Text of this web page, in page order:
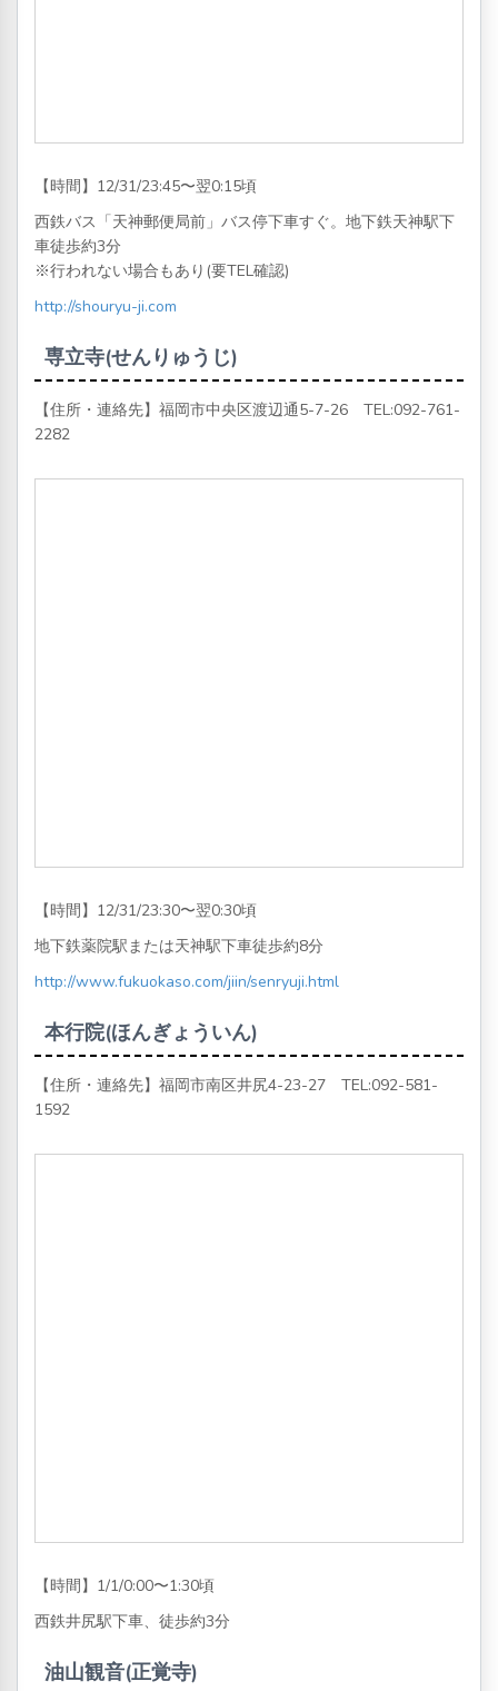
【時間】12/31/23:45〜翌0:15頃
西鉄バス「天神郵便局前」バス停下車すぐ。地下鉄天神駅下
車徒歩約3分
※行われない場合もあり(要TEL確認)
http://shouryu-ji.com
専立寺(せんりゅうじ)
【住所・連絡先】福岡市中央区渡辺通5-7-26 TEL:092-761-
2282
【時間】12/31/23:30〜翌0:30頃
地下鉄薬院駅または天神駅下車徒歩約8分
http://www.fukuokaso.com/jiin/senryuji.html
本行院(ほんぎょういん)
【住所・連絡先】福岡市南区井尻4-23-27 TEL:092-581-
1592
【時間】1/1/0:00〜1:30頃
西鉄井尻駅下車、徒歩約3分
油山観音(正覚寺)